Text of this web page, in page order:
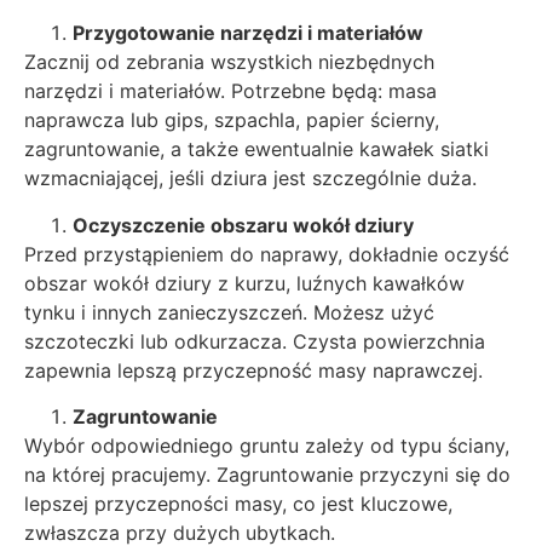
Przygotowanie narzędzi i materiałów
Zacznij od zebrania wszystkich niezbędnych
narzędzi i materiałów. Potrzebne będą: masa
naprawcza lub gips, szpachla, papier ścierny,
zagruntowanie, a także ewentualnie kawałek siatki
wzmacniającej, jeśli dziura jest szczególnie duża.
Oczyszczenie obszaru wokół dziury
Przed przystąpieniem do naprawy, dokładnie oczyść
obszar wokół dziury z kurzu, luźnych kawałków
tynku i innych zanieczyszczeń. Możesz użyć
szczoteczki lub odkurzacza. Czysta powierzchnia
zapewnia lepszą przyczepność masy naprawczej.
Zagruntowanie
Wybór odpowiedniego gruntu zależy od typu ściany,
na której pracujemy. Zagruntowanie przyczyni się do
lepszej przyczepności masy, co jest kluczowe,
zwłaszcza przy dużych ubytkach.